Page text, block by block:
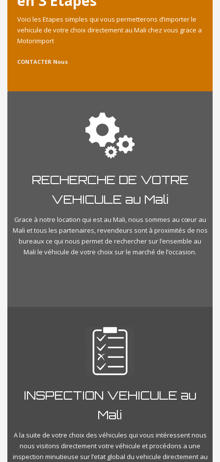
Voici les Etapes simples qui vous permetterons d’importer le
vehicule de votre choix directement au Mali chez vous grace a
Motorimport
CONTACTER Nous
RECHERCHE DE VOTRE
VEHICULE au Mali
Grace à notre location qui est au Mali, nous sommes au cœur au
Mali et tous les partenaires, revendeurs sont à proximités de nos
bureaux ce qui nous permet de rechercher sur l’ensemble au
Mali le véhicule de votre choix sur le marché de l’occasion.
INSPECTION VEHICULE au
Mali
A la suite de votre choix des véhicules qui vous intéressent nous
nous visitons directement votre véhicule et procédons a une
inspection minutieuse sur l’etat global du vehicule directement au